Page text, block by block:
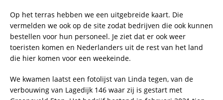
Op het terras hebben we een uitgebreide kaart. Die
vermelden we ook op de site zodat bedrijven die ook kunnen
bestellen voor hun personeel. Je ziet dat er ook weer
toeristen komen en Nederlanders uit de rest van het land
die hier komen voor een weekeinde.
We kwamen laatst een fotolijst van Linda tegen, van de
verbouwing van Lagedijk 146 waar zij is gestart met